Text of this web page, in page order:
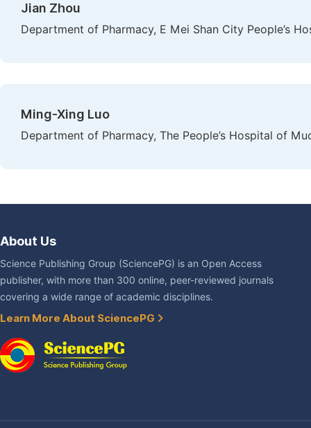
Jian Zhou
Department of Pharmacy, E Mei Shan City People’s
Ming-Xing Luo
Department of Pharmacy, The People’s Hospital of
About Us
Science Publishing Group (SciencePG) is an Open Access
publisher, with more than 300 online, peer-reviewed journals
covering a wide range of academic disciplines.
Learn More About SciencePG